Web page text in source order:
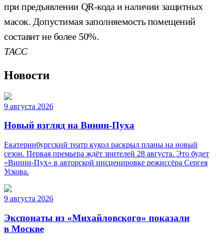
при предъявлении QR-кода и наличии защитных
масок. Допустимая заполняемость помещений
составит не более 50%.
ТАСС
Новости
9 августа 2026
Новый взгляд на Винни-Пуха
Екатеринбургский театр кукол раскрыл планы на новый
сезон. Первая премьера ждёт зрителей 28 августа. Это будет
«Винни-Пух» в авторской инсценировке режиссёра Сергея
Ускова.
9 августа 2026
Экспонаты из «Михайловского» показали
в Москве